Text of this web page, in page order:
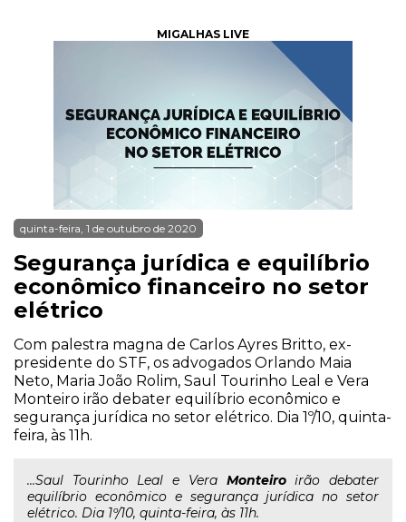
MIGALHAS LIVE
quinta-feira, 1 de outubro de 2020
Segurança jurídica e equilíbrio
econômico financeiro no setor
elétrico
Com palestra magna de Carlos Ayres Britto, ex-
presidente do STF, os advogados Orlando Maia
Neto, Maria João Rolim, Saul Tourinho Leal e Vera
Monteiro irão debater equilíbrio econômico e
segurança jurídica no setor elétrico. Dia 1º/10, quinta-
feira, às 11h.
...Saul Tourinho Leal e Vera Monteiroirão debater
equilíbrio econômico e segurança jurídica no setor
elétrico. Dia 1º/10, quinta-feira, às 11h.